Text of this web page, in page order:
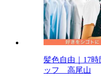
髪色自由｜17
ッフ 高尾山